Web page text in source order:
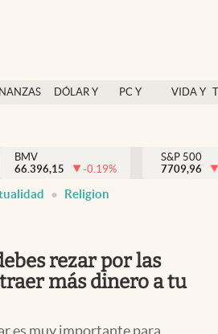
DÓLAR Y
PC Y
VIDA Y
México
BMV
66.396,15
-0.19%
S&P 500
7709,96
Religion
rezar por las
más dinero a tu
es muy importante para